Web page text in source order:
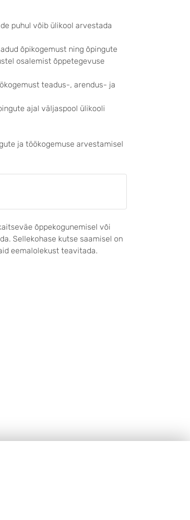
puhul võib ülikool arvestada
õpikogemust ning õpingute
osalemist õppetegevuse
teadus-, arendus- ja
ajal väljaspool ülikooli
ja töökogemuse arvestamisel
õppekogunemisel või
Sellekohase kutse saamisel on
eemalolekust teavitada.